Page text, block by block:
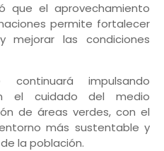
que el aprovechamiento
permite fortalecer
mejorar las condiciones
impulsando
el cuidado del medio
de áreas verdes, con el
más sustentable y
la población.